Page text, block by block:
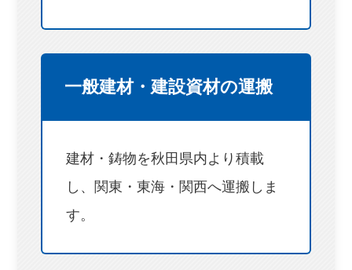
一般建材・建設資材の運搬
建材・鋳物を秋田県内より積載
し、関東・東海・関西へ運搬しま
す。